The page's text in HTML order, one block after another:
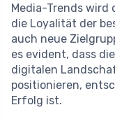
Media-Trends wird
die Loyalität der
auch neue
es evident, dass
digitalen
positionieren,
Erfolg ist.